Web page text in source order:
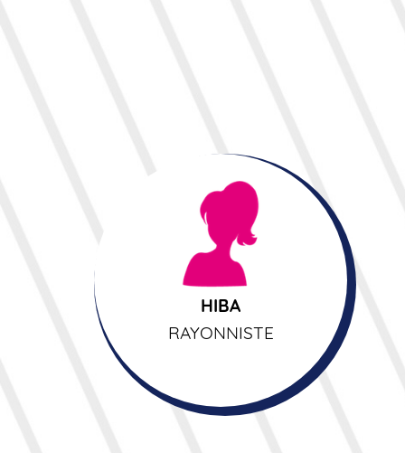
HIBA
RAYONNISTE
HIBA
RAYONNISTE